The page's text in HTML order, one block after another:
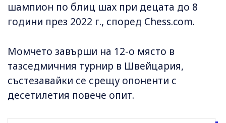
шампион по блиц шах при децата до 8
години през 2022 г., според Chess.com.
Момчето завърши на 12-о място в
тазседмичния турнир в Швейцария,
състезавайки се срещу опоненти с
десетилетия повече опит.